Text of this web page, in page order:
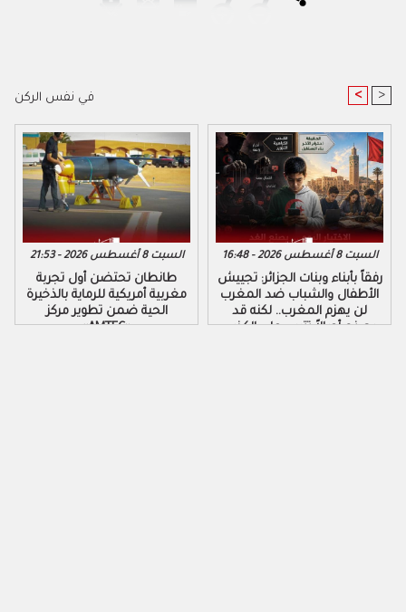
في نفس الركن < >
السبت 8 أغسطس 2026 - 21:53
طانطان تحتضن أول تجربة
مغربية أمريكية للرماية بالذخيرة
الحية ضمن تطوير مركز
«AMTEC»
السبت 8 أغسطس 2026 - 16:48
رفقاً بأبناء وبنات الجزائر: تجييش
الأطفال والشباب ضد المغرب
لن يهزم المغرب.. لكنه قد
يصنع أجيالاً تتربى على الكذب